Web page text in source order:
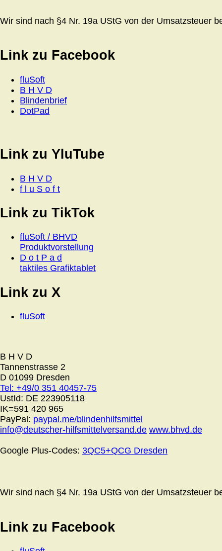
Wir sind nach §4 Nr. 19a UStG von der Umsatzsteuer
Link zu Facebook
fluSoft
B H V D
Blindenbrief
DotPad
Link zu YluTube
B H V D
f l u S o f t
Link zu TikTok
fluSoft / BHVD
Produktvorstellung
D o t P a d
taktiles Grafiktablet
Link zu X
fluSoft
B H V D
Tannenstrasse 2
D 01099 Dresden
Tel: +49/0 351 40457-75
UstId: DE 223905118
IK=591 420 965
PayPal: paypal.me/blindenhilfsmittel
info@deutscher-hilfsmittelversand.de www.bhvd.de
Google Plus-Codes: 3QC5+QCG Dresden
Wir sind nach §4 Nr. 19a UStG von der Umsatzsteuer
Link zu Facebook